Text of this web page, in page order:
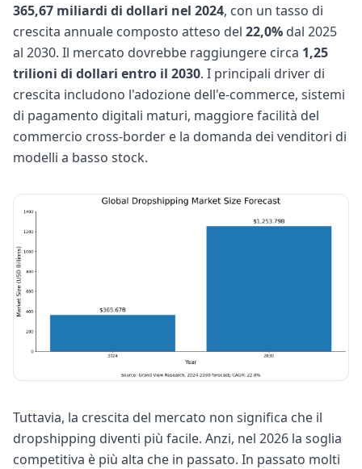
365,67 miliardi di dollari nel 2024, con un tasso di
crescita annuale composto atteso del 22,0% dal 2025
al 2030. Il mercato dovrebbe raggiungere circa 1,25
trilioni di dollari entro il 2030. I principali driver di
crescita includono l'adozione dell'e-commerce, sistemi
di pagamento digitali maturi, maggiore facilità del
commercio cross-border e la domanda dei venditori di
modelli a basso stock.
Tuttavia, la crescita del mercato non significa che il
dropshipping diventi più facile. Anzi, nel 2026 la soglia
competitiva è più alta che in passato. In passato molti